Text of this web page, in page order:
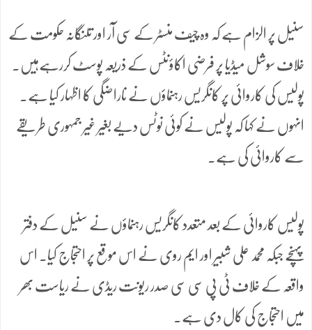
سنیل پر الزام ہے کہ وہ چیف منسٹر کے سی آر اور تلنگانہ حکومت کے
خلاف سوشل میڈیا پر فرضی اکاؤنٹس کے ذریعہ پوسٹ کررہےہیں۔
پولیس کی کاروائی پر کانگریس رہنماؤں نے ناراضگی کا اظہار کیا ہے۔
انہوں نے کہا کہ پولیس نے کوئی نوٹس دیے بغیر غیر جمہوری طریقے
سے کاروائی کی ہے۔
پولیس کاروائی کے بعد متعدد کانگریس رہنماؤں نے سنیل کے دفتر
پہنچے جبکہ محمد علی شبیر اور ایم روی نے اس موقع پر احتجاج کیا۔ اس
واقعہ کے خلاف ٹی پی سی سی صدر ریونت ریڈی نے ریاست بھر
میں احتجاج کی کال دی ہے۔